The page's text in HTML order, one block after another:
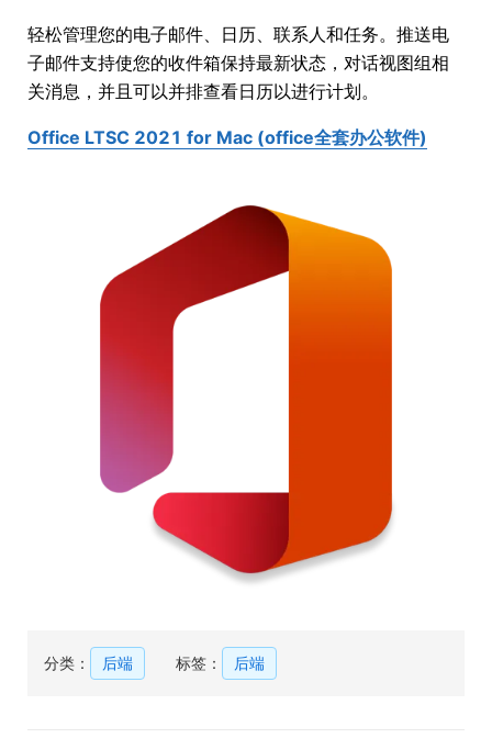
轻松管理您的电子邮件、日历、联系人和任务。推送电
子邮件支持使您的收件箱保持最新状态，对话视图组相
关消息，并且可以并排查看日历以进行计划。
Office LTSC 2021 for Mac (office全套办公软件)
分类： 后端 标签： 后端